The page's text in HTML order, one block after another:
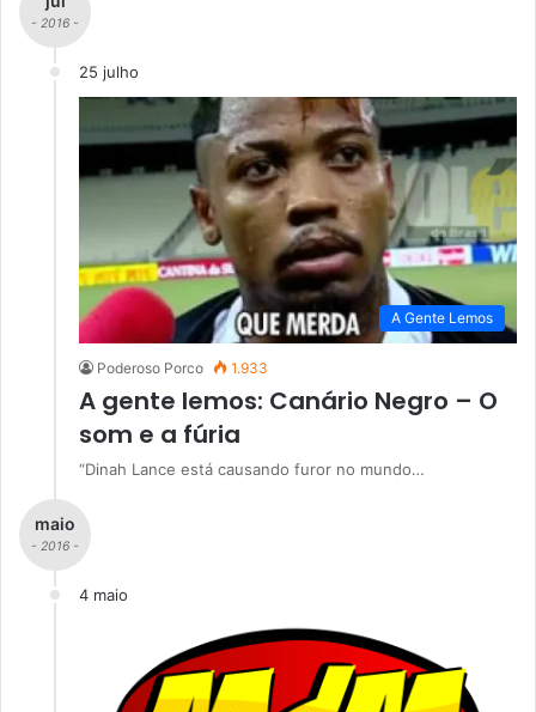
- 2016 -
25 julho
A Gente Lemos
Poderoso Porco 1.933
A gente lemos: Canário Negro – O
som e a fúria
“Dinah Lance está causando furor no mundo…
maio
- 2016 -
4 maio